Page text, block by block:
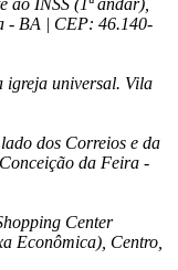
- BA | CEP: 46.140-
igreja universal. Vila
dos Correios e da
da Feira -
Center
Econômica), Centro,